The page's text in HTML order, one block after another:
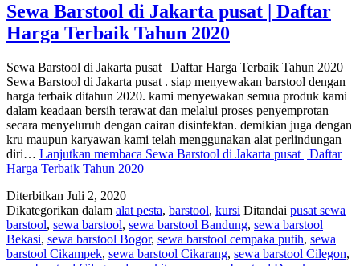
Sewa Barstool di Jakarta pusat | Daftar
Harga Terbaik Tahun 2020
Sewa Barstool di Jakarta pusat | Daftar Harga Terbaik Tahun 2020
Sewa Barstool di Jakarta pusat . siap menyewakan barstool dengan
harga terbaik ditahun 2020. kami menyewakan semua produk kami
dalam keadaan bersih terawat dan melalui proses penyemprotan
secara menyeluruh dengan cairan disinfektan. demikian juga dengan
kru maupun karyawan kami telah menggunakan alat perlindungan
diri… Lanjutkan membaca Sewa Barstool di Jakarta pusat | Daftar
Harga Terbaik Tahun 2020
Diterbitkan Juli 2, 2020
Dikategorikan dalam alat pesta, barstool, kursi Ditandai pusat sewa
barstool, sewa barstool, sewa barstool Bandung, sewa barstool
Bekasi, sewa barstool Bogor, sewa barstool cempaka putih, sewa
barstool Cikampek, sewa barstool Cikarang, sewa barstool Cilegon,